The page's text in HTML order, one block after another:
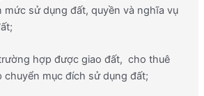
mức sử dụng đất, quyền và nghĩa vụ
hợp được giao đất, cho thuê
chuyển mục đích sử dụng đất;